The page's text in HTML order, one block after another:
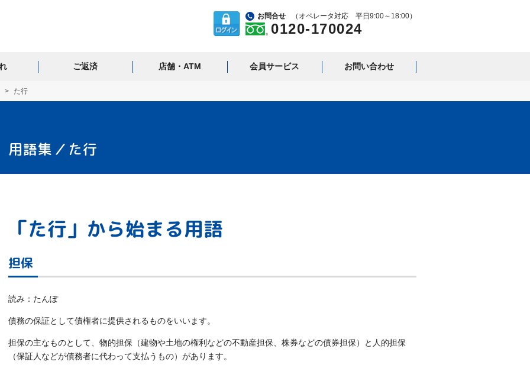
お問合せ （ オペレータ対応 平日9:00～18:00）
0120-170024
ご返済 店舗・ATM 会員サービス お問い合わせ
た行
用語集／た行
「た行」から始まる用語
担保
読み：たんぽ
債務の保証として債権者に提供されるものをいいます。
担保の主なものとして、物的担保（建物や土地の権利などの不動産担保、株券などの債券担保）と人的担保
（保証人などが債務者に代わって支払うもの）があります。